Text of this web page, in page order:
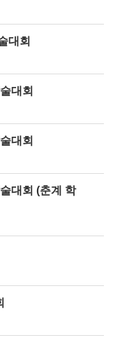
대회
대회
대회
대회 (춘계 학